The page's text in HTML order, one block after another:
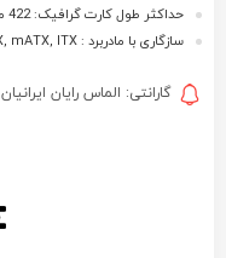
حداکثر طول کارت گرافیک: 422 میلی‌متر
سازگاری با مادربرد : EATX, ATX, mATX, ITX
گارانتی: الماس رایان ایرانیان